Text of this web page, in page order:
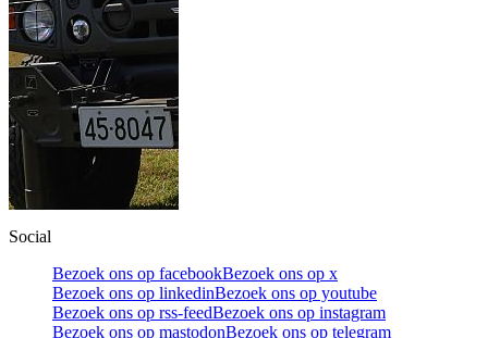
Social
Bezoek ons op facebookBezoek ons op x
Bezoek ons op linkedinBezoek ons op youtube
Bezoek ons op rss-feedBezoek ons op instagram
Bezoek ons op mastodonBezoek ons op telegram